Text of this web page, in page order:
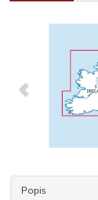
Popis